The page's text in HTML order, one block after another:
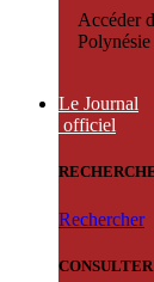
Accéder
Polynésie
Le Journal
officiel
Rechercher